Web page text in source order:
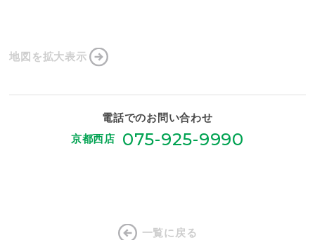
地図を拡大表示
電話でのお問い合わせ
京都西店
075-925-9990
一覧に戻る